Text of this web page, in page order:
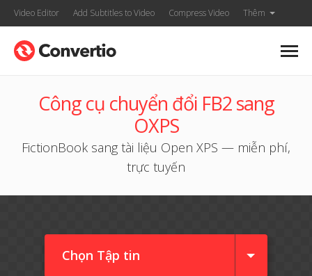
Video Editor Add Subtitles to Video Compress Video Thêm
Công cụ chuyển đổi FB2 sang
OXPS
FictionBook sang tài liệu Open XPS — miễn phí,
trực tuyến
Chọn Tập tin